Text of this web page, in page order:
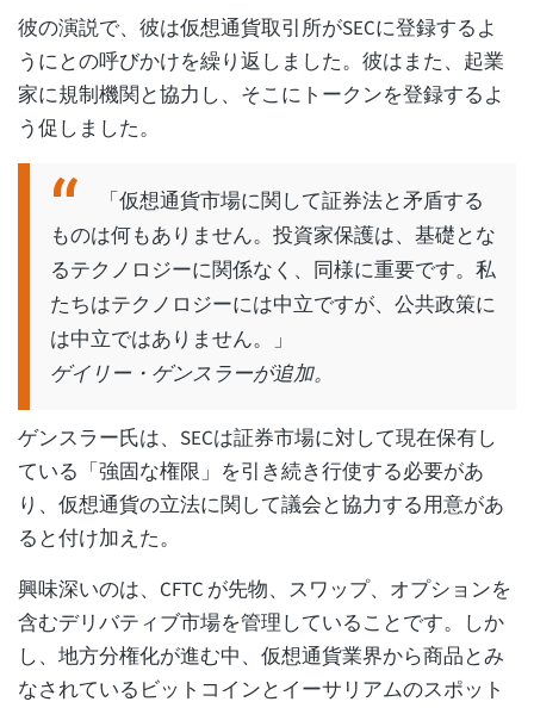
彼の演説で、彼は仮想通貨取引所がSECに登録するよ
うにとの呼びかけを繰り返しました。彼はまた、起業
家に規制機関と協力し、そこにトークンを登録するよ
う促しました。
「仮想通貨市場に関して証券法と矛盾する
ものは何もありません。投資家保護は、基礎とな
るテクノロジーに関係なく、同様に重要です。私
たちはテクノロジーには中立ですが、公共政策に
は中立ではありません。」
ゲイリー・ゲンスラーが追加。
ゲンスラー氏は、SECは証券市場に対して現在保有し
ている「強固な権限」を引き続き行使する必要があ
り、仮想通貨の立法に関して議会と協力する用意があ
ると付け加えた。
興味深いのは、CFTC が先物、スワップ、オプションを
含むデリバティブ市場を管理していることです。しか
し、地方分権化が進む中、仮想通貨業界から商品とみ
なされているビットコインとイーサリアムのスポット